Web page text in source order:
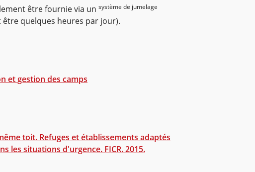
être fournie via un système de jumelage
quelques heures par jour).
et gestion des camps
toit. Refuges et établissements adaptés
les situations d'urgence. FICR. 2015.